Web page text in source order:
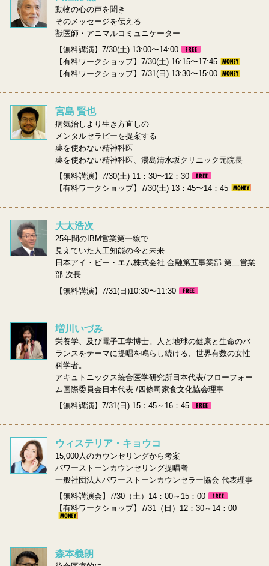
動物の心の声を聞き
そのメッセージを伝える
獣医師・アニマルコミュニケーター
【無料講演】7/30(土) 13:00〜14:00
【有料ワークショップ】7/30(土) 16:15〜17:45
【有料ワークショップ】7/31(日) 13:30〜15:00
宮島 賢也
病気治しより生き方直しの
メンタルセラピーを提案する
薬を使わない精神科医
薬を使わない精神科医、湯島清水坂クリニック元院長
【無料講演】7/30(土) 11：30〜12：30
【有料ワークショップ】7/30(土) 13：45〜14：45
大太浩次
25年間のIBM営業第一線で
見えていた人工知能の今と未来
日本アイ・ビー・エム株式会社 金融第五事業部 第二営業
部 次長
【無料講演】7/31(日)10:30〜11:30
増川いづみ
栄養学、及び電子工学博士。人と地球の健康と生命のバ
ランスをテーマに提唱を鳴らし続ける、世界有数の女性
科学者。
アキュトニックス統合医学研究所日本代表/フローフォー
ム国際委員会日本代表 /四條司家食文化協会理事
【無料講演】7/31(日) 15：45～16：45
ウィステリア・キョウコ
15,000人のカウンセリングから考案
パワーストーンカウンセリング提唱者
一般社団法人パワーストーンカウンセラー協会 代表理事
【無料講演会】7/30（土）14：00～15：00
【有料ワークショップ】7/31（日）12：30～14：00
森本義朗